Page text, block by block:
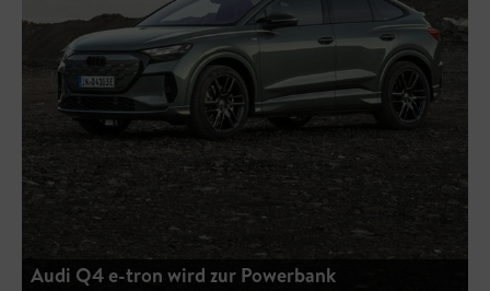
Audi Q4 e-tron wird zur Powerbank